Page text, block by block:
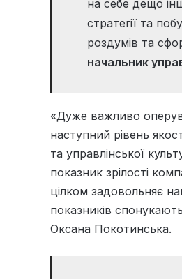
на себе дещо
стратегії та
роздумів та
начальник
«Дуже важливо
наступний рівень
та управлінської
показник зрілості
цілком задовольняє
показників
Оксана Покотинська.